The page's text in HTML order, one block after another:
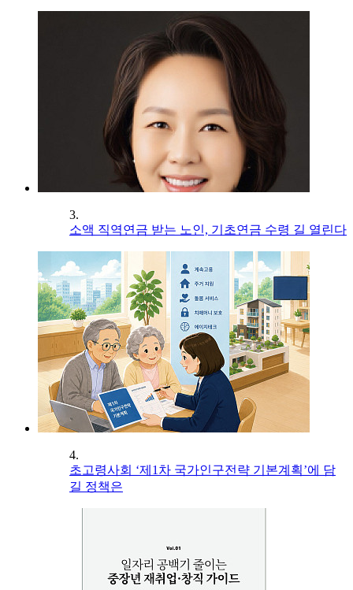
3.
소액 직역연금 받는 노인, 기초연금 수령 길 열린다
4.
초고령사회 ‘제1차 국가인구전략 기본계획’에 담
길 정책은